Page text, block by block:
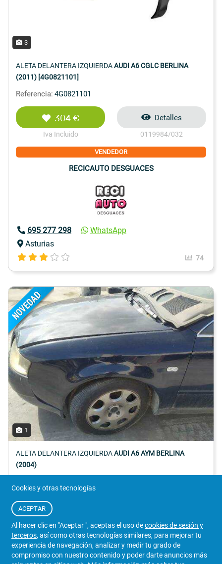
3
ALETA DELANTERA IZQUIERDAAUDI A6 CGLC BERLINA
(2011) [4G0821101]
Referencia: 4G0821101
304 €
Iva Incluido
Detalles
0119984/032
VENDEDOR
RECICAUTO DESGUACES
695 277 298
WhatsApp
Asturias
74
1
ALETA DELANTERA IZQUIERDAAUDI A6 AYM BERLINA
(2004)
Iva Incluido 0181616/273
VENDEDOR
AUTORECICLA Y GRÚAS RS
Cookies y otras tecnologías
ACEPTAR
Al hacer clic en "Aceptar ", aceptas el uso decookies de sesión y
terceros, así como otras tecnologías similares, para mejorar tu
experiencia de navegación, analizar y medir tu grado de
compromiso con nuestro contenido y poder darte anuncios más